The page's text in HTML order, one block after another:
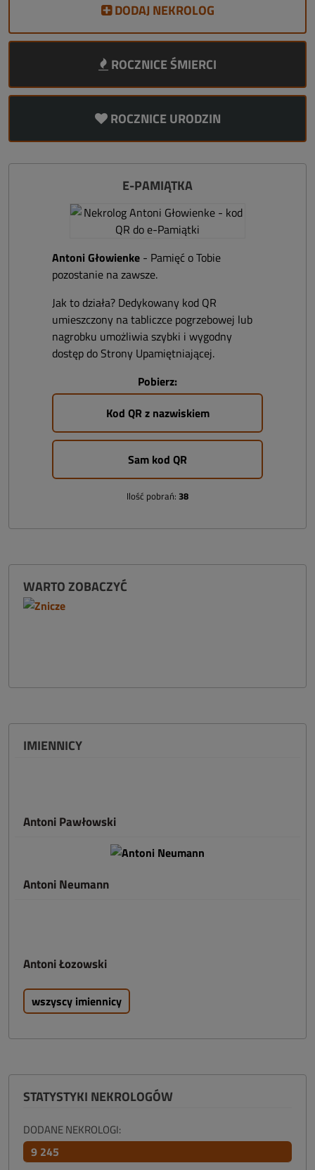
DODAJ NEKROLOG
ROCZNICE ŚMIERCI
ROCZNICE URODZIN
E-PAMIĄTKA
Antoni Głowienke - Pamięć o Tobie
pozostanie na zawsze.
Jak to działa? Dedykowany kod QR
umieszczony na tabliczce pogrzebowej lub
nagrobku umożliwia szybki i wygodny
dostęp do Strony Upamiętniającej.
Pobierz:
Kod QR z nazwiskiem
Sam kod QR
Ilość pobrań: 38
WARTO ZOBACZYĆ
IMIENNICY
Antoni Pawłowski
Antoni Neumann
Antoni Łozowski
wszyscy imiennicy
STATYSTYKI NEKROLOGÓW
DODANE NEKROLOGI:
9 245